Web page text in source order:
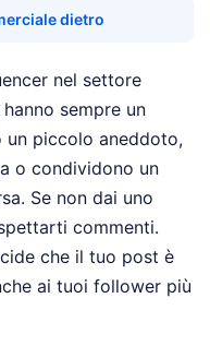
dietro
nel settore
sempre un
un piccolo aneddoto,
o condividono un
Se non dai uno
commenti.
che il tuo post è
ai tuoi follower più